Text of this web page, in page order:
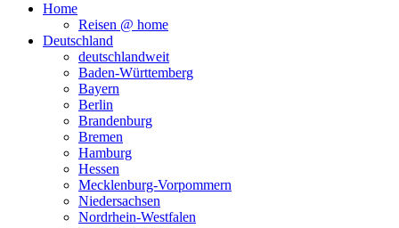
Home
Reisen @ home
Deutschland
deutschlandweit
Baden-Württemberg
Bayern
Berlin
Brandenburg
Bremen
Hamburg
Hessen
Mecklenburg-Vorpommern
Niedersachsen
Nordrhein-Westfalen